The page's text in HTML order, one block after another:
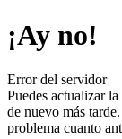
¡Ay no!
Error del servidor
Puedes actualizar
de nuevo más
problema cuanto